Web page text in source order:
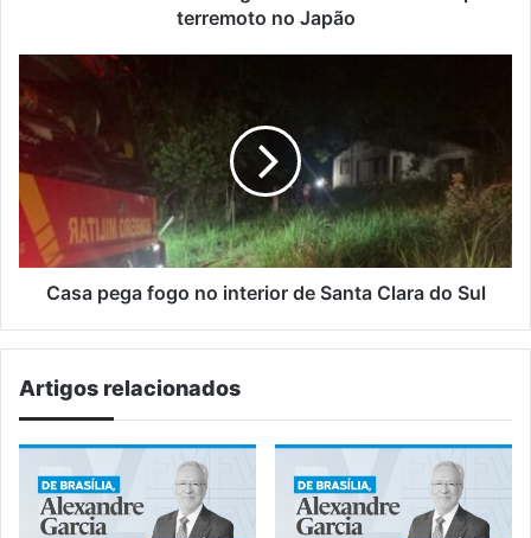
Japão
terremoto no Japão
pega
fogo
no
interior
de
Santa
Clara
do
Casa pega fogo no interior de Santa Clara do Sul
Artigos relacionados